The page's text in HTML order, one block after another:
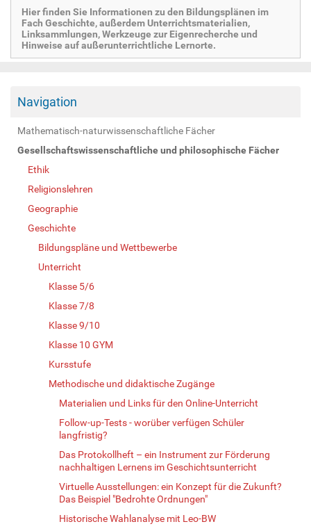
Hier finden Sie Informationen zu den Bildungsplänen im
Fach Geschichte, außerdem Unterrichtsmaterialien,
Linksammlungen, Werkzeuge zur Eigenrecherche und
Hinweise auf außerunterrichtliche Lernorte.
Navigation
Mathematisch-naturwissenschaftliche Fächer
Gesellschaftswissenschaftliche und philosophische Fächer
Ethik
Religionslehren
Geographie
Geschichte
Bildungspläne und Wettbewerbe
Unterricht
Klasse 5/6
Klasse 7/8
Klasse 9/10
Klasse 10 GYM
Kursstufe
Methodische und didaktische Zugänge
Materialien und Links für den Online-Unterricht
Follow-up-Tests - worüber verfügen Schüler
langfristig?
Das Protokollheft – ein Instrument zur Förderung
nachhaltigen Lernens im Geschichtsunterricht
Virtuelle Ausstellungen: ein Konzept für die Zukunft?
Das Beispiel "Bedrohte Ordnungen"
Historische Wahlanalyse mit Leo-BW